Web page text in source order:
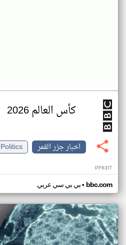
كأس العالم 2026
اخبار جزر القمر
Politics
PF63IT
بي بي سي عربي• bbc.com